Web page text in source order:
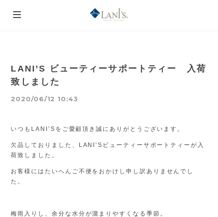
LANI’S ビューティーサポートティー 入荷
致しました
2020/06/12 10:43
いつもLANI’Sをご愛顧頂き誠にありがとうございます。
欠品しておりました、LANI’Sビューティーサポートティーが入
荷致しました。
お客様にはたいへんご不便をおかけし申し訳ありませんでし
た。
梅雨入りし、余分な水分が溜まりやすくなる季節。